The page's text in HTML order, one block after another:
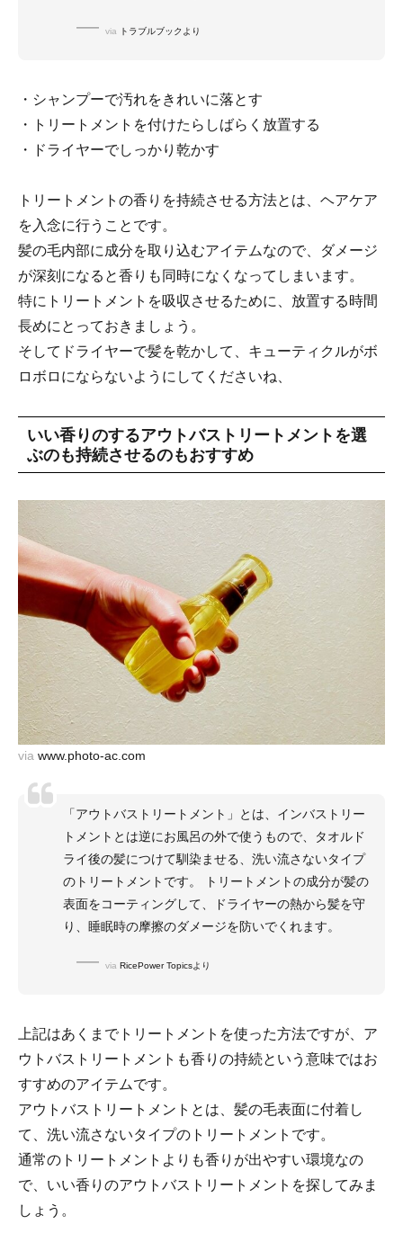
via トラブルブックより
・シャンプーで汚れをきれいに落とす
・トリートメントを付けたらしばらく放置する
・ドライヤーでしっかり乾かす
トリートメントの香りを持続させる方法とは、ヘアケア
を入念に行うことです。
髪の毛内部に成分を取り込むアイテムなので、ダメージ
が深刻になると香りも同時になくなってしまいます。
特にトリートメントを吸収させるために、放置する時間
長めにとっておきましょう。
そしてドライヤーで髪を乾かして、キューティクルがボ
ロボロにならないようにしてくださいね、
いい香りのするアウトバストリートメントを選
ぶのも持続させるのもおすすめ
via www.photo-ac.com
「アウトバストリートメント」とは、インバストリー
トメントとは逆にお風呂の外で使うもので、タオルド
ライ後の髪につけて馴染ませる、洗い流さないタイプ
のトリートメントです。 トリートメントの成分が髪の
表面をコーティングして、ドライヤーの熱から髪を守
り、睡眠時の摩擦のダメージを防いでくれます。
via RicePower Topicsより
上記はあくまでトリートメントを使った方法ですが、ア
ウトバストリートメントも香りの持続という意味ではお
すすめのアイテムです。
アウトバストリートメントとは、髪の毛表面に付着し
て、洗い流さないタイプのトリートメントです。
通常のトリートメントよりも香りが出やすい環境なの
で、いい香りのアウトバストリートメントを探してみま
しょう。